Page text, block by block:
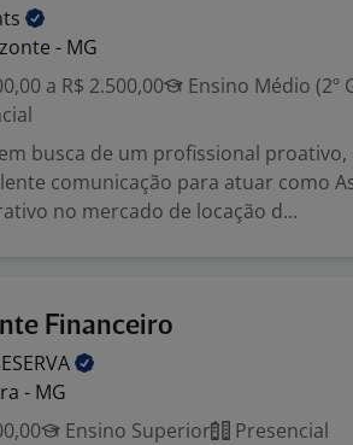
- MG
a R$ 2.500,00
Ensino Médio (2º
busca de um profissional
comunicação para atuar como
no mercado de locação d...
Financeiro
- MG
Ensino Superior
Presencial